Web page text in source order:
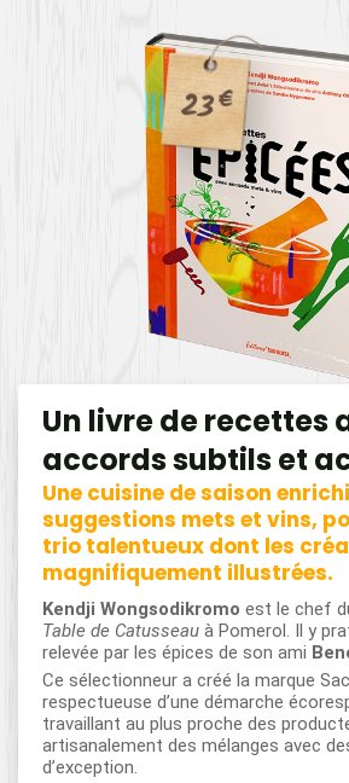
23€
Un livre de recettes
accords subtils et
Une cuisine de saison
suggestions mets et vins,
trio talentueux dont les
magnifiquement illustrées.
Kendji Wongsodikromo est le chef
Table de Catusseau à Pomerol. Il y
relevée par les épices de son ami
Ce sélectionneur a créé la marque
respectueuse d’une démarche
travaillant au plus proche des
artisanalement des mélanges avec
d’exception.